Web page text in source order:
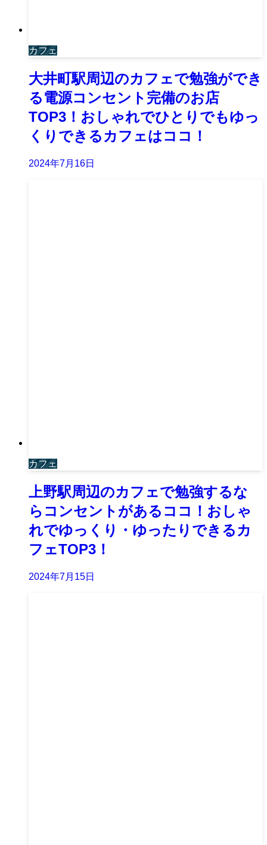
カフェ
大井町駅周辺のカフェで勉強ができ
る電源コンセント完備のお店
TOP3！おしゃれでひとりでもゆっ
くりできるカフェはココ！
2024年7月16日
カフェ
上野駅周辺のカフェで勉強するな
らコンセントがあるココ！おしゃ
れでゆっくり・ゆったりできるカ
フェTOP3！
2024年7月15日